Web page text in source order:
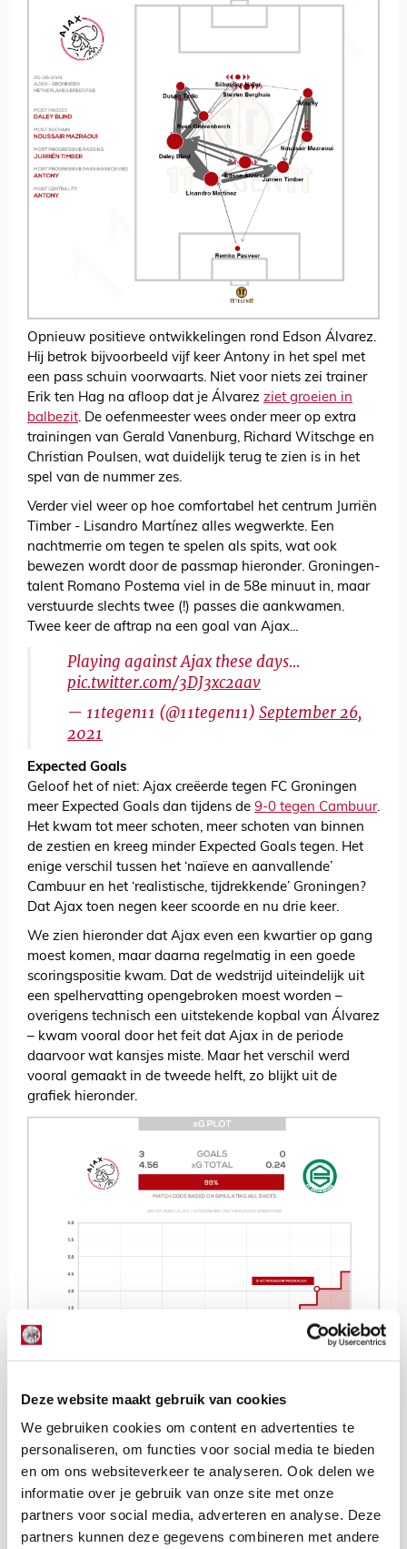
Deze website maakt gebruik van cookies
We gebruiken cookies om content en advertenties te
personaliseren, om functies voor social media te bieden
en om ons websiteverkeer te analyseren. Ook delen we
informatie over je gebruik van onze site met onze
partners voor social media, adverteren en analyse. Deze
partners kunnen deze gegevens combineren met andere
Opnieuw positieve ontwikkelingen rond Edson Álvarez.
Hij betrok bijvoorbeeld vijf keer Antony in het spel met
een pass schuin voorwaarts. Niet voor niets zei trainer
Erik ten Hag na afloop dat je Álvarez ziet groeien in
balbezit. De oefenmeester wees onder meer op extra
trainingen van Gerald Vanenburg, Richard Witschge en
Christian Poulsen, wat duidelijk terug te zien is in het
spel van de nummer zes.
Verder viel weer op hoe comfortabel het centrum Jurriën
Timber - Lisandro Martínez alles wegwerkte. Een
nachtmerrie om tegen te spelen als spits, wat ook
bewezen wordt door de passmap hieronder. Groningen-
talent Romano Postema viel in de 58e minuut in, maar
verstuurde slechts twee (!) passes die aankwamen.
Twee keer de aftrap na een goal van Ajax...
Playing against Ajax these days...
pic.twitter.com/3DJ3xc2aav
— 11tegen11 (@11tegen11) September 26,
2021
Expected Goals
Geloof het of niet: Ajax creëerde tegen FC Groningen
meer Expected Goals dan tijdens de 9-0 tegen Cambuur.
Het kwam tot meer schoten, meer schoten van binnen
de zestien en kreeg minder Expected Goals tegen. Het
enige verschil tussen het ‘naïeve en aanvallende’
Cambuur en het ‘realistische, tijdrekkende’ Groningen?
Dat Ajax toen negen keer scoorde en nu drie keer.
We zien hieronder dat Ajax even een kwartier op gang
moest komen, maar daarna regelmatig in een goede
scoringspositie kwam. Dat de wedstrijd uiteindelijk uit
een spelhervatting opengebroken moest worden –
overigens technisch een uitstekende kopbal van Álvarez
– kwam vooral door het feit dat Ajax in de periode
daarvoor wat kansjes miste. Maar het verschil werd
vooral gemaakt in de tweede helft, zo blijkt uit de
grafiek hieronder.
We zien deze keer dat het niet altijd prijs is met de
effectiviteit van de Ajacieden. Dit keer kwam Ajax tot
minder doelpunten dan Expected Goals. Nog twee leuke